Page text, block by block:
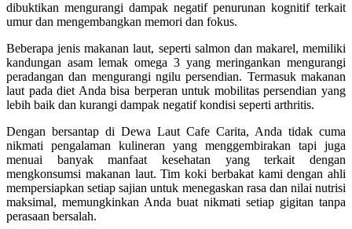
dibuktikan mengurangi dampak negatif penurunan kognitif terkait
umur dan mengembangkan memori dan fokus.
Beberapa jenis makanan laut, seperti salmon dan makarel, memiliki
kandungan asam lemak omega 3 yang meringankan mengurangi
peradangan dan mengurangi ngilu persendian. Termasuk makanan
laut pada diet Anda bisa berperan untuk mobilitas persendian yang
lebih baik dan kurangi dampak negatif kondisi seperti arthritis.
Dengan bersantap di Dewa Laut Cafe Carita, Anda tidak cuma
nikmati pengalaman kulineran yang menggembirakan tapi juga
menuai banyak manfaat kesehatan yang terkait dengan
mengkonsumsi makanan laut. Tim koki berbakat kami dengan ahli
mempersiapkan setiap sajian untuk menegaskan rasa dan nilai nutrisi
maksimal, memungkinkan Anda buat nikmati setiap gigitan tanpa
perasaan bersalah.